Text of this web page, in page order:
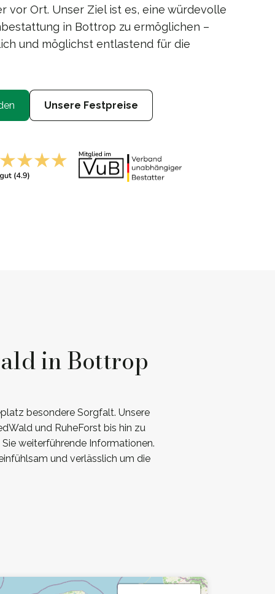
vor Ort. Unser Ziel ist es, eine würdevolle
in Bottrop zu ermöglichen –
und möglichst entlastend für die
Unsere Festpreise
in Bottrop
besondere Sorgfalt. Unsere
und RuheForst bis hin zu
weiterführende Informationen.
und verlässlich um die